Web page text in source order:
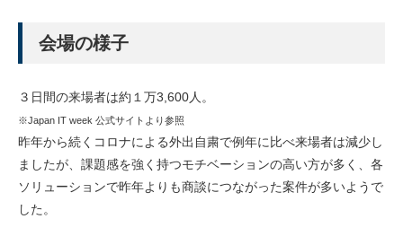
会場の様子
３日間の来場者は約１万3,600人。
※Japan IT week 公式サイトより参照
昨年から続くコロナによる外出自粛で例年に比べ来場者は減少し
ましたが、課題感を強く持つモチベーションの高い方が多く、各
ソリューションで昨年よりも商談につながった案件が多いようで
した。